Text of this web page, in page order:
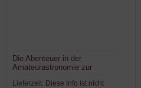
Die Abenteuer in der
Amateurastronomie zur
Lieferzeit: Diese Info ist nicht